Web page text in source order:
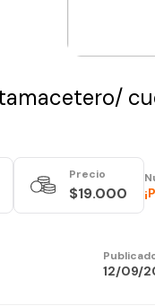
Precio
$19.000
12/09/